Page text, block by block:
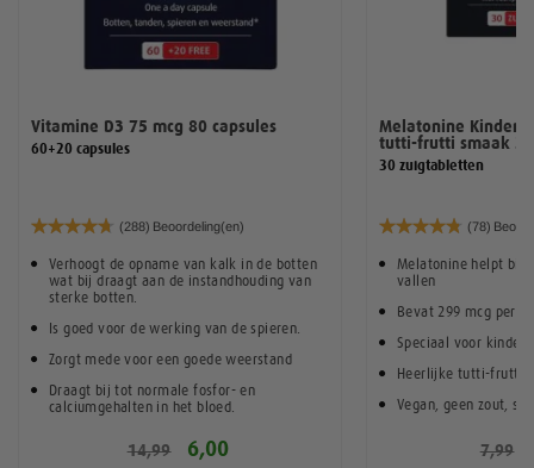
Vitamine D3 75 mcg 80 capsules
60+20 capsules
Waardering:
(288)Beoordeling(en)
Verhoogt de opname van kalk in de botten
wat bij draagt aan de instandhouding van
sterke botten.
Is goed voor de werking van de spieren.
Zorgt mede voor een goede weerstand
Draagt bij tot normale fosfor- en
calciumgehalten in het bloed.
Draagt bij aan de aanmaak van cellen en
6,00
14,99
Melatonine
tutti-frutti smaak
30 zuigtabletten
Waardering:
(78)
Melatonine helpt bij
vallen
Bevat 299 mcg per
Speciaal voor
Heerlijke tutti-frutti
Vegan, geen zout,
7,99